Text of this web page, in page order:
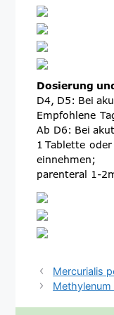
Mercurialis
Methylenum